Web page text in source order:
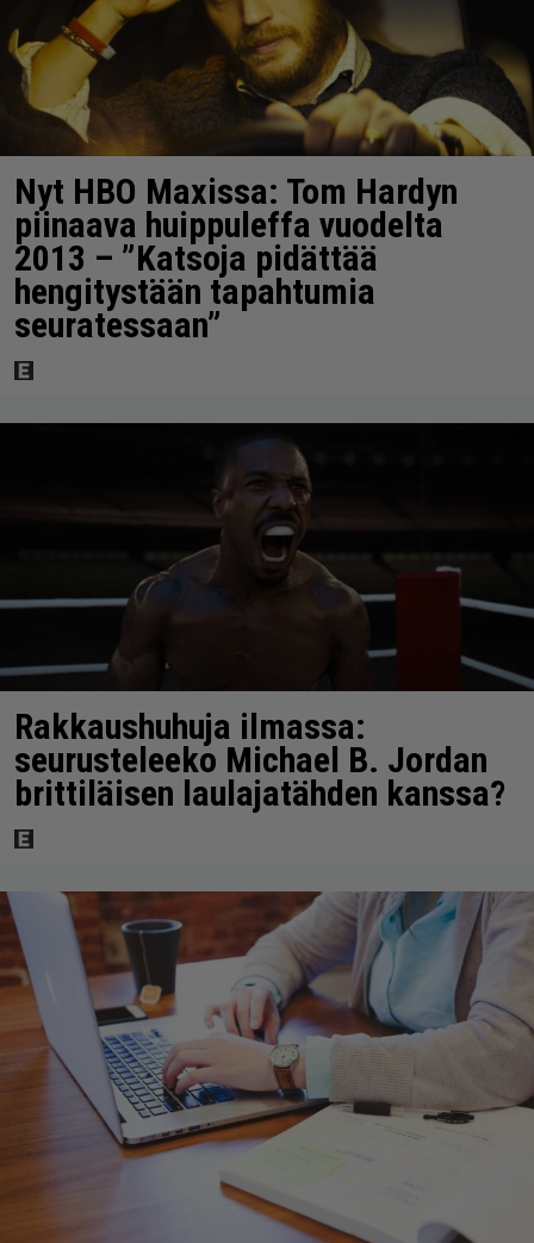
Nyt HBO Maxissa: Tom Hardyn
piinaava huippuleffa vuodelta
2013 – ”Katsoja pidättää
hengitystään tapahtumia
seuratessaan”
Rakkaushuhuja ilmassa:
seurusteleeko Michael B. Jordan
brittiläisen laulajatähden kanssa?